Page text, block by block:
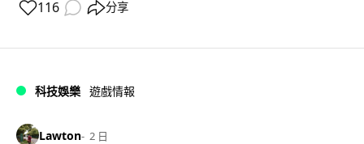
116 分享
科技娛樂 遊戲情報
Lawton 2 日